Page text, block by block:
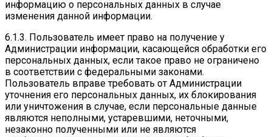
информацию о персональных данных в случае
изменения данной информации.
6.1.3. Пользователь имеет право на получение у
Администрации информации, касающейся обработки его
персональных данных, если такое право не ограничено
в соответствии с федеральными законами.
Пользователь вправе требовать от Администрации
уточнения его персональных данных, их блокирования
или уничтожения в случае, если персональные данные
являются неполными, устаревшими, неточными,
незаконно полученными или не являются